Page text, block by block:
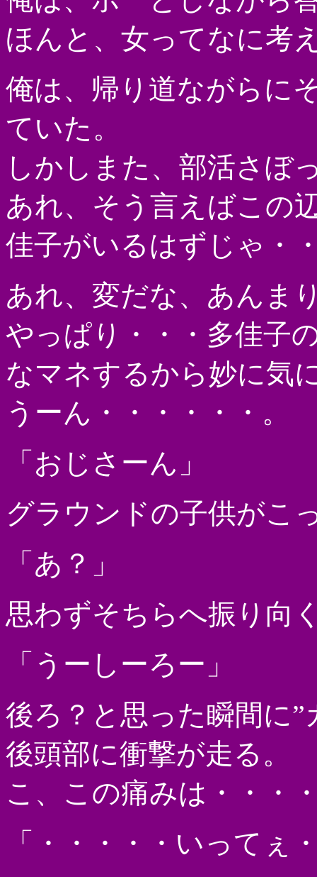
ほんと、女ってなに考
俺は、帰り道ながらに
ていた。
しかしまた、部活さぼ
あれ、そう言えばこの
佳子がいるはずじゃ・
あれ、変だな、あんま
やっぱり・・・多佳子
なマネするから妙に気
うーん・・・・・・。
「おじさーん」
グラウンドの子供がこ
「あ？」
思わずそちらへ振り向
「うーしーろー」
後ろ？と思った瞬間に
後頭部に衝撃が走る。
こ、この痛みは・・・
「・・・・・いってぇ